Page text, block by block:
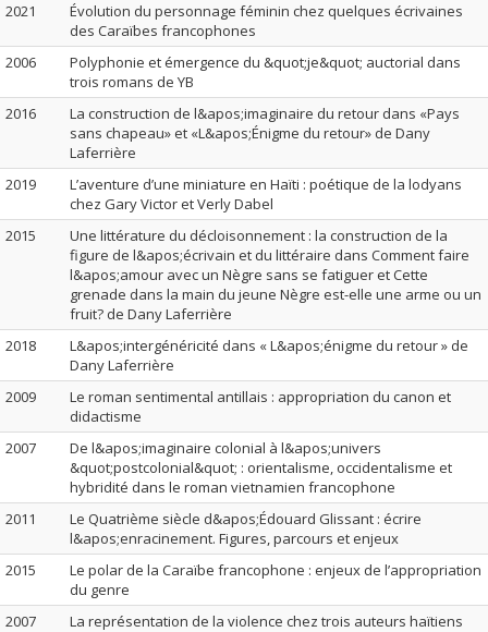
2021
Évolution du personnage féminin chez quelques écrivaines
des Caraïbes francophones
2006
Polyphonie et émergence du &quot;je&quot; auctorial dans
trois romans de YB
2016
La construction de l&apos;imaginaire du retour dans «Pays
sans chapeau» et «L&apos;Énigme du retour» de Dany
Laferrière
2019
L’aventure d’une miniature en Haïti : poétique de la lodyans
chez Gary Victor et Verly Dabel
2015
Une littérature du décloisonnement : la construction de la
figure de l&apos;écrivain et du littéraire dans Comment faire
l&apos;amour avec un Nègre sans se fatiguer et Cette
grenade dans la main du jeune Nègre est-elle une arme ou un
fruit? de Dany Laferrière
2018
L&apos;intergénéricité dans « L&apos;énigme du retour » de
Dany Laferrière
2009
Le roman sentimental antillais : appropriation du canon et
didactisme
2007
De l&apos;imaginaire colonial à l&apos;univers
&quot;postcolonial&quot; : orientalisme, occidentalisme et
hybridité dans le roman vietnamien francophone
2011
Le Quatrième siècle d&apos;Édouard Glissant : écrire
l&apos;enracinement. Figures, parcours et enjeux
2015
Le polar de la Caraïbe francophone : enjeux de l’appropriation
du genre
2007
La représentation de la violence chez trois auteurs haïtiens